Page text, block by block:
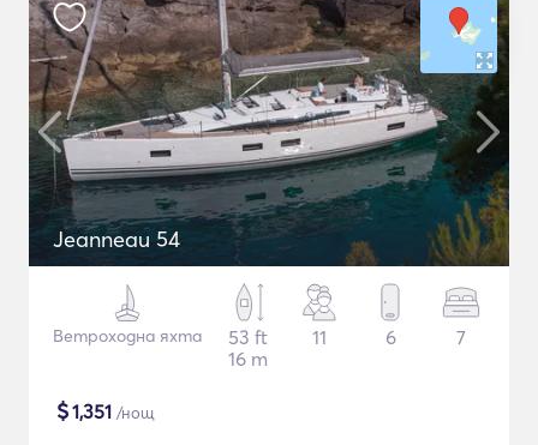
Jeanneau 54
Ветроходна яхта
53 ft
16 m
11 6 7
$1,351 /нощ